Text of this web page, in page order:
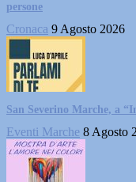
persone
Cronaca 9 Agosto 2026
San Severino Marche, a
Eventi Marche 8 Agosto